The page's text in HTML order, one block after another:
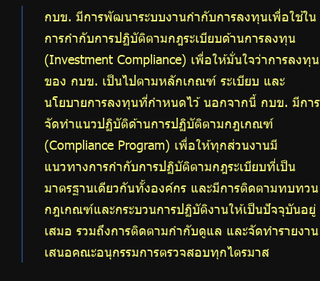
กบข. มีการพัฒนาระบบงานกำกับการลงทุนเพื่อใช้ใน
การกำกับการปฏิบัติตามกฎระเบียบด้านการลงทุน
(Investment Compliance) เพื่อให้มั่นใจว่าการลงทุน
ของ กบข. เป็นไปตามหลักเกณฑ์ ระเบียบ และ
นโยบายการลงทุนที่กำหนดไว้ นอกจากนี้ กบข. มีการ
จัดทำแนวปฏิบัติด้านการปฏิบัติตามกฎเกณฑ์
(Compliance Program) เพื่อให้ทุกส่วนงานมี
แนวทางการกำกับการปฏิบัติตามกฎระเบียบที่เป็น
มาตรฐานเดียวกันทั้งองค์กร และมีการติดตามทบทวน
กฎเกณฑ์และกระบวนการปฏิบัติงานให้เป็นปัจจุบันอยู่
เสมอ รวมถึงการติดตามกำกับดูแล และจัดทำรายงาน
เสนอคณะอนุกรรมการตรวจสอบทุกไตรมาส